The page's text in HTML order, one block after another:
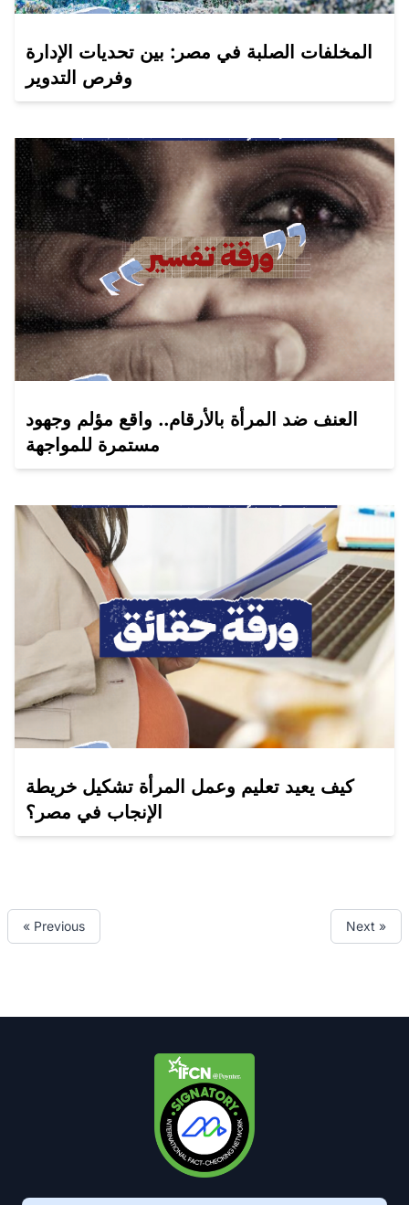
المخلفات الصلبة في مصر: بين تحديات الإدارة
وفرص التدوير
العنف ضد المرأة بالأرقام.. واقع مؤلم وجهود
مستمرة للمواجهة
كيف يعيد تعليم وعمل المرأة تشكيل خريطة
الإنجاب في مصر؟
« Previous Next »